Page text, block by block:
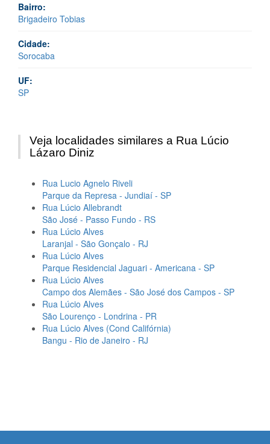
Bairro:
Brigadeiro Tobias
Cidade:
Sorocaba
UF:
SP
Veja localidades similares a Rua Lúcio
Lázaro Diniz
Rua Lucio Agnelo Riveli
Parque da Represa - Jundiaí - SP
Rua Lúcio Allebrandt
São José - Passo Fundo - RS
Rua Lúcio Alves
Laranjal - São Gonçalo - RJ
Rua Lúcio Alves
Parque Residencial Jaguari - Americana - SP
Rua Lúcio Alves
Campo dos Alemães - São José dos Campos - SP
Rua Lúcio Alves
São Lourenço - Londrina - PR
Rua Lúcio Alves (Cond Califórnia)
Bangu - Rio de Janeiro - RJ